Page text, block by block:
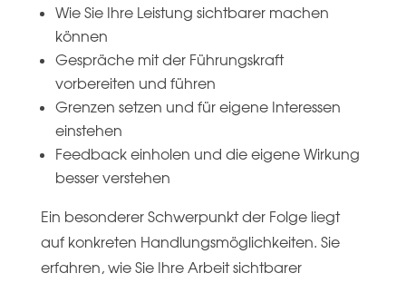
Wie Sie Ihre Leistung sichtbarer machen
können
Gespräche mit der Führungskraft
vorbereiten und führen
Grenzen setzen und für eigene Interessen
einstehen
Feedback einholen und die eigene Wirkung
besser verstehen
Ein besonderer Schwerpunkt der Folge liegt
auf konkreten Handlungsmöglichkeiten. Sie
erfahren, wie Sie Ihre Arbeit sichtbarer